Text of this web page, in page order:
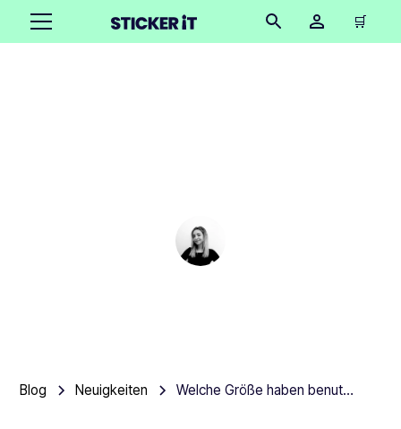
🛒
Blog Neuigkeiten Welche Größe haben benutzerdefinierte Magnete?